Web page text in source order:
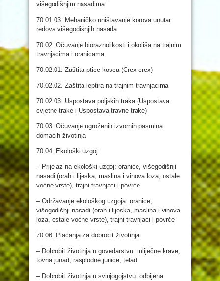
višegodišnjim nasadima
70.01.03. Mehaničko uništavanje korova unutar
redova višegodišnjih nasada
70.02. Očuvanje bioraznolikosti i okoliša na trajnim
travnjacima i oranicama:
70.02.01. Zaštita ptice kosca (Crex crex)
70.02.02. Zaštita leptira na trajnim travnjacima
70.02.03. Uspostava poljskih traka (Uspostava
cvjetne trake i Uspostava travne trake)
70.03. Očuvanje ugroženih izvornih pasmina
domaćih životinja
70.04. Ekološki uzgoj:
– Prijelaz na ekološki uzgoj: oranice, višegodišnji
nasadi (orah i lijeska, maslina i vinova loza, ostale
voćne vrste), trajni travnjaci i povrće
– Održavanje ekološkog uzgoja: oranice,
višegodišnji nasadi (orah i lijeska, maslina i vinova
loza, ostale voćne vrste), trajni travnjaci i povrće
70.06. Plaćanja za dobrobit životinja:
– Dobrobit životinja u govedarstvu: mliječne krave,
tovna junad, rasplodne junice, telad
– Dobrobit životinja u svinjogojstvu: odbijena